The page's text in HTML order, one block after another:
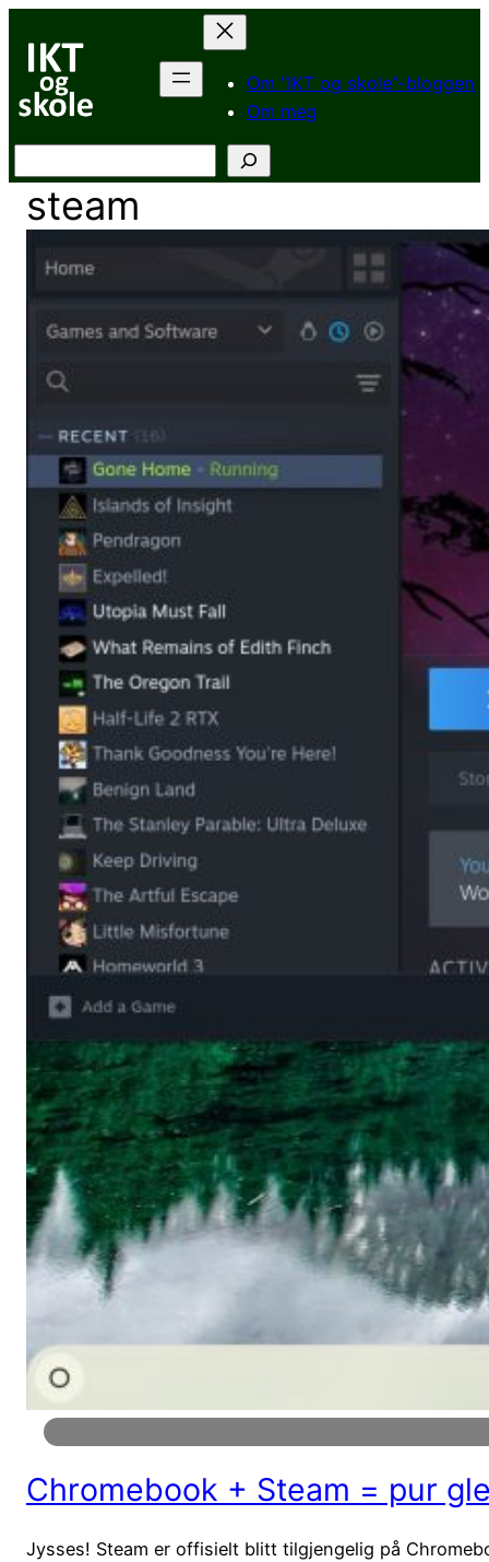
innhold
Om “IKT og skole”-bloggen
Om meg
steam
Chromebook + Steam = pur
Jysses! Steam er offisielt blitt tilgjengelig på